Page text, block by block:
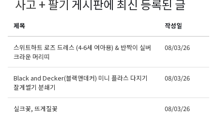
사고 + 팔기 게시판에 최신 등록된 글
제목 작성일
스위트하트 로즈 드레스 (4-6세 여아용) & 반짝이 실버
크라운 머리띠
08/03/26
Black and Decker(블랙앤데커) 미니 플라스 다지기
잘게썰기 분쇄기
08/03/26
실크꽃, 뜨게질꽃 08/03/26